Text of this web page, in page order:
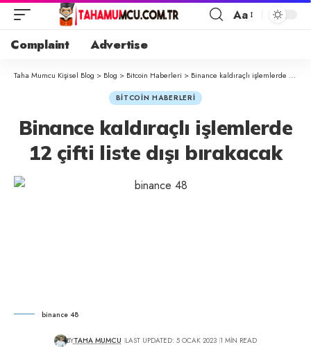
Aa
Complaint Advertise
Taha Mumcu Kişisel Blog > Blog > Bitcoin Haberleri > Binance kaldıraçlı işlemlerde 12 çifti liste dışı bırakacak
BITCOIN HABERLERI
Binance kaldıraçlı işlemlerde
12 çifti liste dışı bırakacak
binance 48
BYTAHA MUMCU LAST UPDATED: 5 OCAK 2023 1 MIN READ